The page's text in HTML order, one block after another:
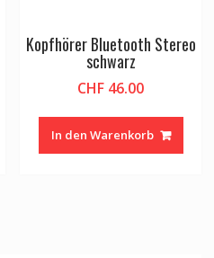
Kopfhörer Bluetooth Stereo
schwarz
CHF 46.00
In den Warenkorb